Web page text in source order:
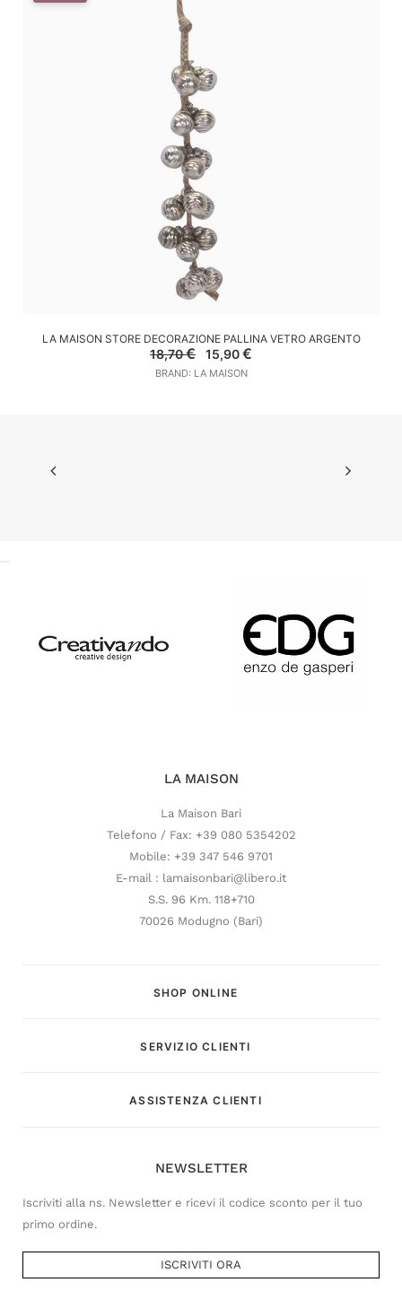
AGGIUNGI AL CARRELLO
LA MAISON STORE DECORAZIONE PALLINA VETRO ARGENTO
18,70€
Il
prezzo
originale
15,90€Il
BRAND: LA MAISON
LA MAISON
La Maison Bari
Telefono / Fax: +39 080 5354202
Mobile: +39 347 546 9701
E-mail : lamaisonbari@libero.it
S.S. 96 Km. 118+710
70026 Modugno (Bari)
SHOP ONLINE
SERVIZIO CLIENTI
ASSISTENZA CLIENTI
NEWSLETTER
Iscriviti alla ns. Newsletter e ricevi il codice sconto per il tuo
primo ordine.
ISCRIVITI ORA
Customer Service